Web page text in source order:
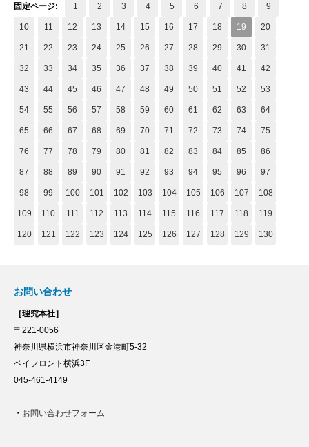
固定ページ: 1 2 3 4 5 6 7 8 9
10 11 12 13 14 15 16 17 18 19 20
21 22 23 24 25 26 27 28 29 30 31
32 33 34 35 36 37 38 39 40 41 42
43 44 45 46 47 48 49 50 51 52 53
54 55 56 57 58 59 60 61 62 63 64
65 66 67 68 69 70 71 72 73 74 75
76 77 78 79 80 81 82 83 84 85 86
87 88 89 90 91 92 93 94 95 96 97
98 99 100 101 102 103 104 105 106 107 108
109 110 111 112 113 114 115 116 117 118 119
120 121 122 123 124 125 126 127 128 129 130
お問い合わせ
［理究本社］
〒221-0056
神奈川県横浜市神奈川区金港町5-32
ベイフロント横浜3F
045-461-4149
・ お問い合わせフォーム